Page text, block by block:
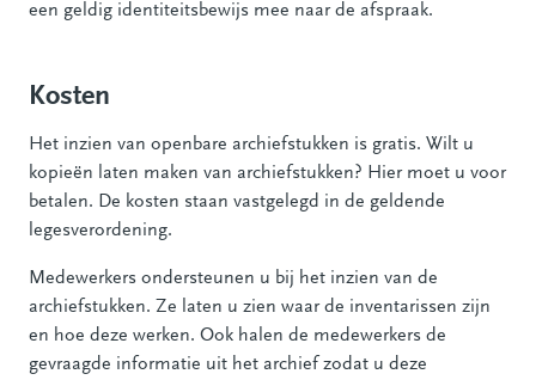
een geldig identiteitsbewijs mee naar de afspraak.
Kosten
Het inzien van openbare archiefstukken is gratis. Wilt u
kopieën laten maken van archiefstukken? Hier moet u voor
betalen. De kosten staan vastgelegd in de geldende
legesverordening.
Medewerkers ondersteunen u bij het inzien van de
archiefstukken. Ze laten u zien waar de inventarissen zijn
en hoe deze werken. Ook halen de medewerkers de
gevraagde informatie uit het archief zodat u deze